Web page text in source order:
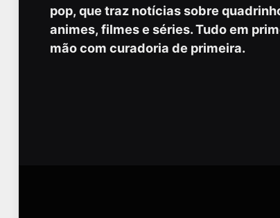
pop, que traz notícias sobre
animes, filmes e séries. Tudo em
mão com curadoria de primeira.